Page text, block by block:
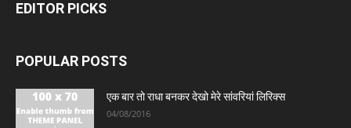
EDITOR PICKS
POPULAR POSTS
एक बार तो राधा बनकर देखो मेरे सांवरियां लिरिक्स
04/08/2016